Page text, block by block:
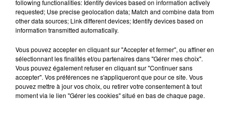
100%
14 novembre 2024 - 4 min 12 sec
LES INFOS DU TARN DU 14/11/2024 À 08H30
following functionalities: Identify devices based on information actively
requested; Use precise geolocation data; Match and combine data from
other data sources; Link different devices; Identify devices based on
information transmitted automatically.
Vous pouvez accepter en cliquant sur "Accepter et fermer", ou affiner en
sélectionnant les finalités et/ou partenaires dans "Gérer mes choix".
Vous pouvez également refuser en cliquant sur "Continuer sans
accepter". Vos préférences ne s'appliqueront que pour ce site. Vous
pouvez mettre à jour vos choix, ou retirer votre consentement à tout
moment via le lien "Gérer les cookies" situé en bas de chaque page.